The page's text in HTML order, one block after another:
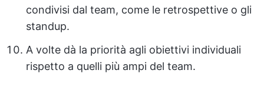
condivisi dal team, come le retrospettive o gli
standup.
A volte dà la priorità agli obiettivi individuali
rispetto a quelli più ampi del team.